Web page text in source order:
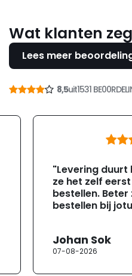
Wat klanten
Lees meer
8,5uit1531
"Levering duurt
ze het zelf
bestellen.
bestellen bij
Johan Sok
07-08-2026